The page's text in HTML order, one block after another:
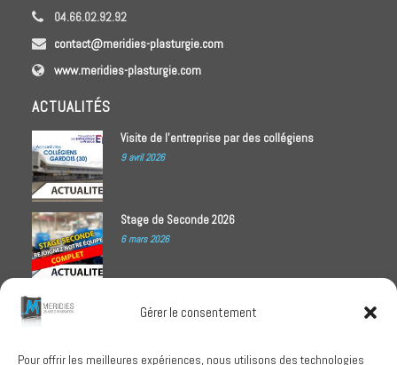
Gérer le consentement
Pour offrir les meilleures expériences, nous utilisons des technologies
04.66.02.92.92
contact@meridies-plasturgie.com
www.meridies-plasturgie.com
ACTUALITÉS
Visite de l’entreprise par des collégiens
9 avril 2026
Stage de Seconde 2026
6 mars 2026
1 octobre 2025